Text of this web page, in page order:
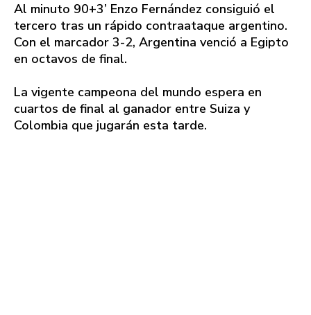
Al minuto 90+3’ Enzo Fernández consiguió el
tercero tras un rápido contraataque argentino.
Con el marcador 3-2, Argentina venció a Egipto
en octavos de final.
La vigente campeona del mundo espera en
cuartos de final al ganador entre Suiza y
Colombia que jugarán esta tarde.